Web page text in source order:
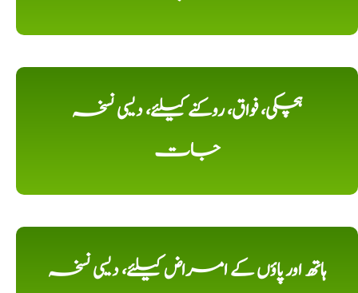
ہچکی، فواق، روکنے کیلئے، دیسی نسخہ
جات
ہاتھ اور پاؤں کے امراض کیلئے، دیسی نسخہ